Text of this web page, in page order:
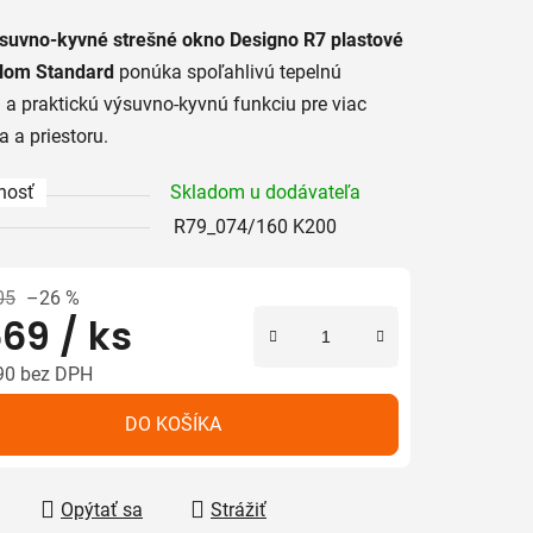
kyvné strešné okno Designo R7 plastové
Standard ponúka spoľahlivú tepelnú
a praktickú výsuvno-kyvnú funkciu pre viac
a priestoru.
Skladom u dodávateľa
R79_074/160 K200
–26 %
/ ks
bez DPH
DO KOŠÍKA
Opýtať sa
Strážiť